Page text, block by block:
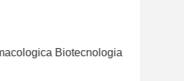
Biotecnologia